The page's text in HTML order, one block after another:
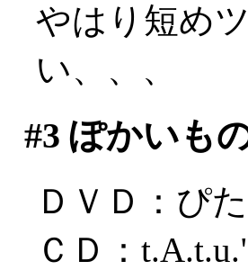
やはり短め
い、、、
#3 ぽかいも
ＤＶＤ：ぴ
ＣＤ：